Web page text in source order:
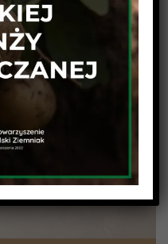
!
Google+Pinterest
Vk